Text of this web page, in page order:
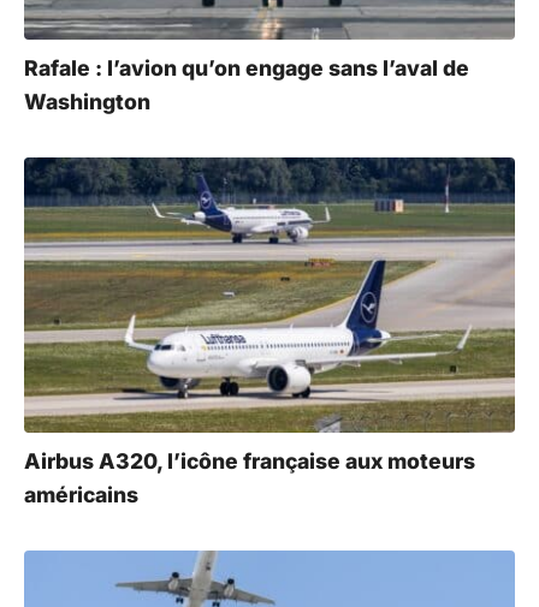
Rafale : l’avion qu’on engage sans l’aval de
Washington
Airbus A320, l’icône française aux moteurs
américains